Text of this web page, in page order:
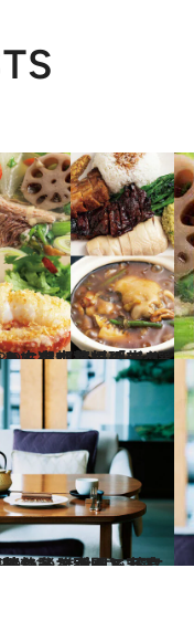
ション続々！京都旅行のアクセントに選びたい「新スタイル」な中華料理店4選
高のお茶を… 進化する茶文化を味わうスポット2選 【川端二条・祇園】